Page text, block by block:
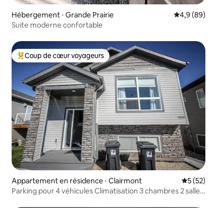
Hébergement ⋅ Grande Prairie Évaluation
4,9 (89)
Suite moderne confortable
Coups de cœur voyageurs les plus appréciés
Coup de cœur voyageurs
Appartement en résidence ⋅ Clairmont
5 (52)
Parking pour 4 véhicules Climatisation 3 chambres 2 salles